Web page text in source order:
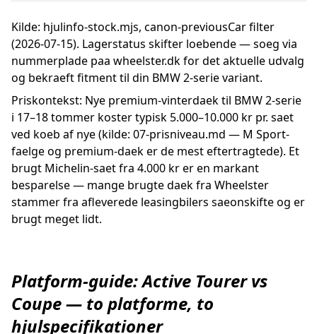
Kilde: hjulinfo-stock.mjs, canon-previousCar filter
(2026-07-15). Lagerstatus skifter loebende — soeg via
nummerplade paa wheelster.dk for det aktuelle udvalg
og bekraeft fitment til din BMW 2-serie variant.
Priskontekst: Nye premium-vinterdaek til BMW 2-serie
i 17–18 tommer koster typisk 5.000–10.000 kr pr. saet
ved koeb af nye (kilde: 07-prisniveau.md — M Sport-
faelge og premium-daek er de mest eftertragtede). Et
brugt Michelin-saet fra 4.000 kr er en markant
besparelse — mange brugte daek fra Wheelster
stammer fra afleverede leasingbilers saeonskifte og er
brugt meget lidt.
Platform-guide: Active Tourer vs
Coupe — to platforme, to
hjulspecifikationer